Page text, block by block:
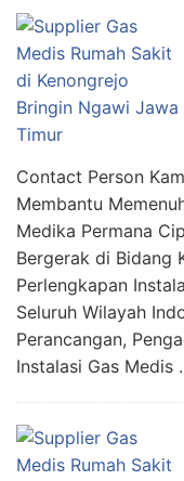
Contact Person
Membantu
Medika Permana
Bergerak di Bidang
Perlengkapan
Seluruh Wilayah
Perancangan,
Instalasi Gas Medis